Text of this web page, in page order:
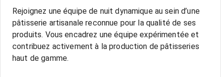
Rejoignez une équipe de nuit dynamique au sein d’une
pâtisserie artisanale reconnue pour la qualité de ses
produits. Vous encadrez une équipe expérimentée et
contribuez activement à la production de pâtisseries
haut de gamme.